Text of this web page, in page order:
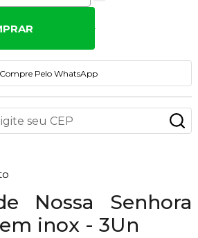
Pelo WhatsApp
Nossa Senhora
inox - 3Un